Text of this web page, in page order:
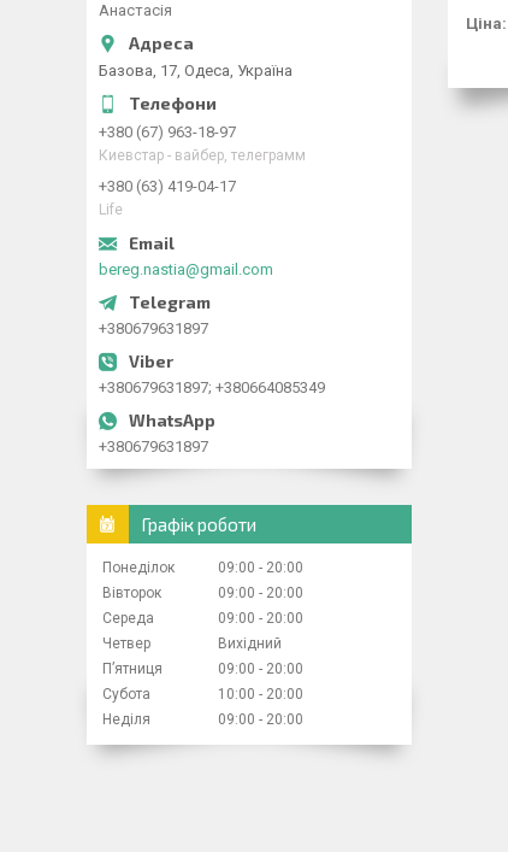
Ціна:
Анастасія
Базова, 17, Одеса, Україна
+380 (67) 963-18-97
Киевстар - вайбер, телеграмм
+380 (63) 419-04-17
Life
bereg.nastia@gmail.com
+380679631897
+380679631897; +380664085349
+380679631897
Графік роботи
Понеділок 09:00
20:00
Вівторок
09:00
20:00
Середа
09:00
20:00
Четвер
Вихідний
Пʼятниця
09:00
20:00
Субота
10:00
20:00
Неділя
09:00 20:00